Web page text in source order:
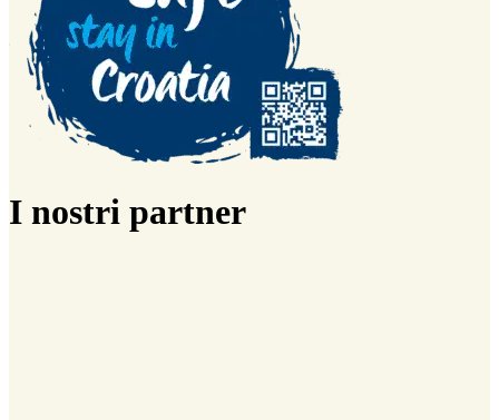
I nostri partner